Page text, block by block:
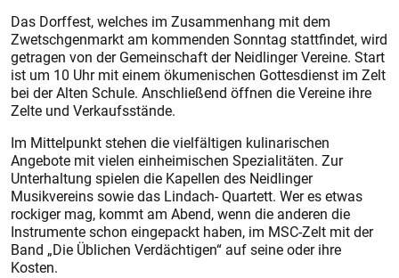
Das Dorffest, welches im Zusammenhang mit dem
Zwetschgenmarkt am kommenden Sonntag stattfindet, wird
getragen von der Gemeinschaft der Neidlinger Vereine. Start
ist um 10 Uhr mit einem ökumenischen Gottesdienst im Zelt
bei der Alten Schule. Anschließend öffnen die Vereine ihre
Zelte und Verkaufsstände.
Im Mittelpunkt stehen die vielfältigen kulinarischen
Angebote mit vielen einheimischen Spezialitäten. Zur
Unterhaltung spielen die Kapellen des Neidlinger
Musikvereins sowie das Lindach- Quartett. Wer es etwas
rockiger mag, kommt am Abend, wenn die anderen die
Instrumente schon eingepackt haben, im MSC-Zelt mit der
Band „Die Üblichen Verdächtigen“ auf seine oder ihre
Kosten.